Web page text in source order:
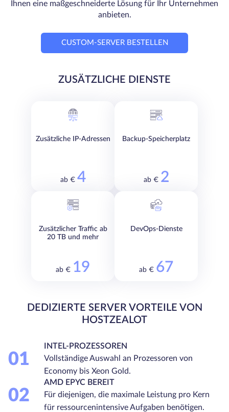
Ihnen eine maßgeschneiderte Lösung für Ihr Unternehmen
anbieten.
CUSTOM-SERVER BESTELLEN
ZUSÄTZLICHE DIENSTE
Zusätzliche IP-Adressen
ab € 4
Backup-Speicherplatz
ab € 2
Zusätzlicher Traffic ab
20 TB und mehr
ab € 19
DevOps-Dienste
ab € 67
DEDIZIERTE SERVER VORTEILE VON
HOSTZEALOT
01
INTEL-PROZESSOREN
Vollständige Auswahl an Prozessoren von
Economy bis Xeon Gold.
02
AMD EPYC BEREIT
Für diejenigen, die maximale Leistung pro Kern
für ressourcenintensive Aufgaben benötigen.